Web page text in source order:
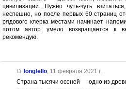
цивилизации. Нужно чуть-чуть
неспешно, но после первых 60 страниц
рядового клерка местами начинает
потом автор умело возвращается к
рекомендую.
longfello, 11 февраля 2021 г.
Страна тысячи осеней — одно из